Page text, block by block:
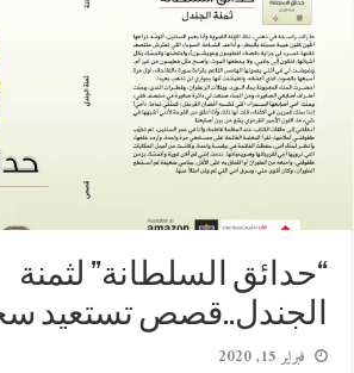
“حدائق السلطانة” لثمنة
الجندل..قصص تستعيد
فبراير 15, 2020